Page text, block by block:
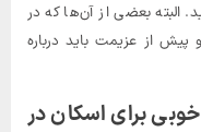
البته بعضی از آن‌ها که در
پیش از عزیمت باید درباره
خوبی برای اسکان در